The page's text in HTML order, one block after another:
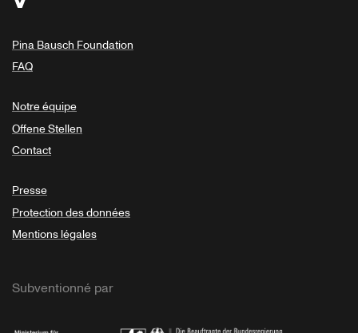
Pina Bausch Foundation
FAQ
Notre équipe
Offene Stellen
Contact
Presse
Protection des données
Mentions légales
Subventionné par